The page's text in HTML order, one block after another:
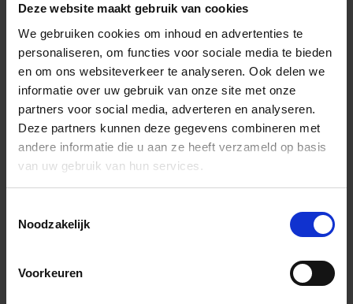
Deze website maakt gebruik van cookies
We gebruiken cookies om inhoud en advertenties te
personaliseren, om functies voor sociale media te bieden
en om ons websiteverkeer te analyseren. Ook delen we
informatie over uw gebruik van onze site met onze
partners voor social media, adverteren en analyseren.
Deze partners kunnen deze gegevens combineren met
andere informatie die u aan ze heeft verzameld op basis
van uw gebruik van hun services.
Noodzakelijk
Voorkeuren